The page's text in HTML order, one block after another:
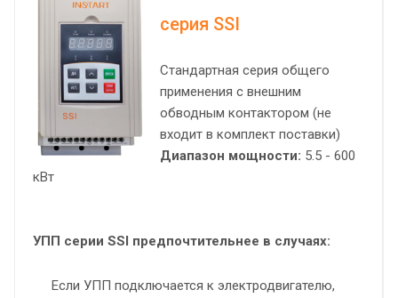
серия SSI
Стандартная серия общего
применения с внешним
обводным контактором (не
входит в комплект поставки)
Диапазон мощности: 5.5 - 600
кВт
УПП серии SSI предпочтительнее в случаях:
Если УПП подключается к электродвигателю,